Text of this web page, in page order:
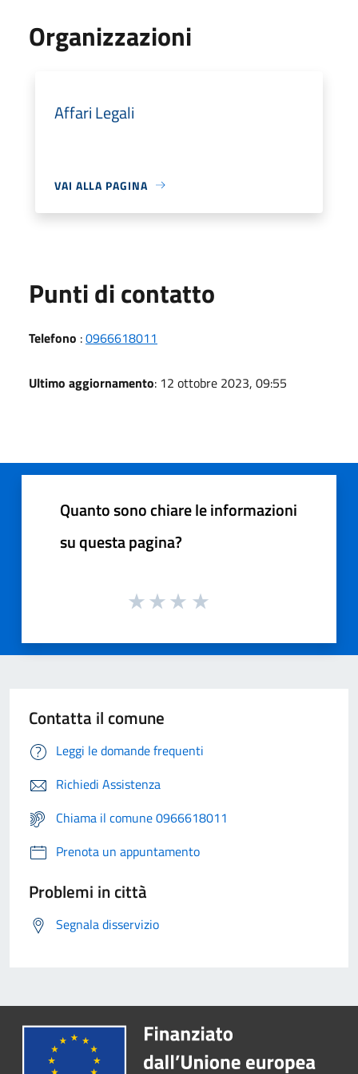
Organizzazioni
Affari Legali
VAI ALLA PAGINA
Punti di contatto
Telefono :0966618011
Ultimo aggiornamento: 12 ottobre 2023, 09:55
Quanto sono chiare le informazioni
su questa pagina?
Contatta il comune
Leggi le domande frequenti
Richiedi Assistenza
Chiama il comune 0966618011
Prenota un appuntamento
Problemi in città
Segnala disservizio